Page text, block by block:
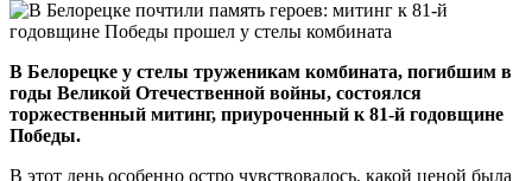
В Белорецке у стелы труженикам комбината, погибшим в
годы Великой Отечественной войны, состоялся
торжественный митинг, приуроченный к 81-й годовщине
Победы.
В этот день особенно остро чувствовалось, какой ценой была